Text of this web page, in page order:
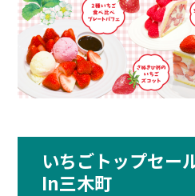
いちごトップセー
In三木町